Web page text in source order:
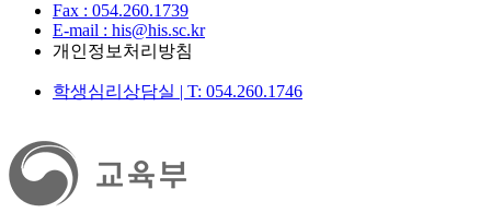
Fax : 054.260.1739
E-mail : his@his.sc.kr
개인정보처리방침
학생심리상담실 | T: 054.260.1746